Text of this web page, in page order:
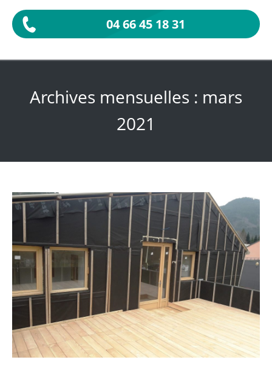
04 66 45 18 31
Archives mensuelles : mars
2021